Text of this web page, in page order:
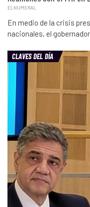
ELNUMERAL
En medio de la crisis
nacionales, el
CLAVES DEL DÍA